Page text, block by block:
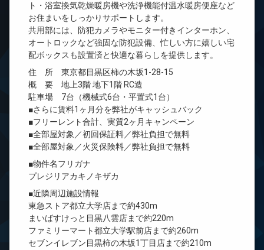
ト・浴室換気乾燥暖房機や洗浄機能付温水暖房便座など
お住まいをしっかりサポートします。
共用部には、防犯カメラやモニター付きインターホン、
オートロックなど強固な防犯設備、忙しい方に嬉しい宅
配ボックスも設置済と快適な暮らしを提供します。
住 所 東京都目黒区柿の木坂1-28-15
概 要 地上3階 地下1階 RC造
駐車場 7台（機械式6台・平置式1台）
■さらに賃料1ヶ月分を弊社がキャッシュバック
■フリーレント合計、実質2ヶ月キャンペーン
■全部屋対象／初回保証料／弊社負担で無料
■全部屋対象／火災保険料／弊社負担で無料
■物件名フリガナ
プレジリアカキノキザカ
■近隣周辺施設情報
東急ストア都立大学店まで約430m
まいばすけっと目黒八雲店まで約220m
ファミリーマート都立大学駅前店まで約260m
セブンイレブン目黒柿の木坂1丁目店まで約210m